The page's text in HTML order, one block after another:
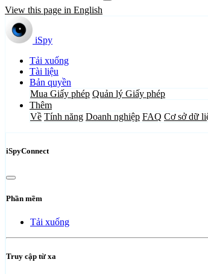
View this page in English
iSpy
Tải xuống
Tài liệu
Bản quyền
Mua Giấy phép Quản lý Giấy phép
Thêm
Về Tính năng Doanh nghiệp FAQ Cơ sở dữ
iSpyConnect
Phần mềm
Tải xuống
Truy cập từ xa